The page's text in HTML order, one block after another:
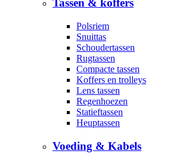
Tassen & koffers
Polsriem
Snuittas
Schoudertassen
Rugtassen
Compacte tassen
Koffers en trolleys
Lens tassen
Regenhoezen
Statieftassen
Heuptassen
Voeding & Kabels